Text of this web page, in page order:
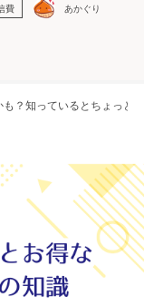
費 あかぐり
も？知っているとちょっと